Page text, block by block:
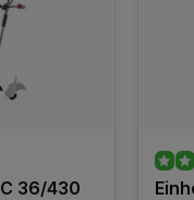
36/430